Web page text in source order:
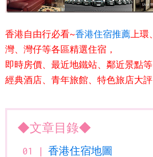
香港自由行必看~香港住宿推薦上環
灣、灣仔等各區精選住宿，
即時房價、最近地鐵站、鄰近景點
經典酒店、青年旅館、特色旅店大評
◆文章目錄◆
香港住宿地圖